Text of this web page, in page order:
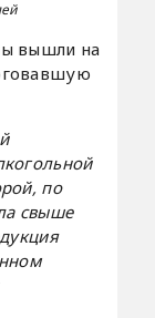
вышли на
по
свыше